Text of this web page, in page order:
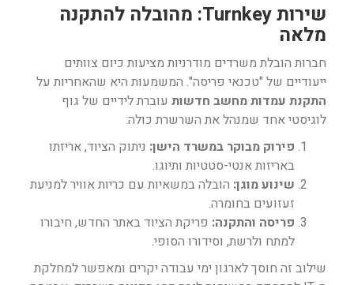
שירות Turnkey: מהובלה להתקנה
מלאה
חברות הובלת משרדים מודרניות מציעות כיום צוותים
ייעודיים של "טכנאי פריסה". המשמעות היא שהאחריות על
התקנת עמדות מחשב חדשות עוברת לידיים של גוף
לוגיסטי אחד שמנהל את השרשרת כולה:
פירוק מבוקר במשרד הישן: ניתוק הציוד, אריזתו
באריזות אנטי-סטטיות ותיוגו.
שינוע מוגן: הובלה במשאיות עם כריות אוויר למניעת
זעזועים בחומרה.
פריסה והתקנה: פריקת הציוד באתר החדש, חיבורו
למתח ולרשת, וסידורו הסופי.
שילוב זה חוסך לארגון ימי עבודה יקרים ומאפשר למחלקת